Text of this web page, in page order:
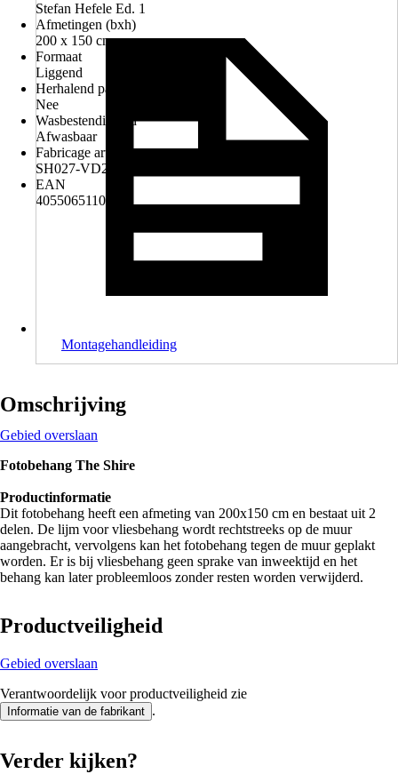
Stefan Hefele Ed. 1
Afmetingen (bxh)
200 x 150 cm
Formaat
Liggend
Herhalend patroon
Nee
Wasbestendigheid
Afwasbaar
Fabricage artikelnummer
SH027-VD2
EAN
4055065110276
Montagehandleiding
Omschrijving
Gebied overslaan
Fotobehang The Shire
Productinformatie
Dit fotobehang heeft een afmeting van 200x150 cm en bestaat uit 2
delen. De lijm voor vliesbehang wordt rechtstreeks op de muur
aangebracht, vervolgens kan het fotobehang tegen de muur geplakt
worden. Er is bij vliesbehang geen sprake van inweektijd en het
behang kan later probleemloos zonder resten worden verwijderd.
Productveiligheid
Gebied overslaan
Verantwoordelijk voor productveiligheid zie
Informatie van de fabrikant .
Verder kijken?